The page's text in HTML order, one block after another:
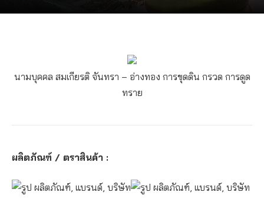
นามบุคคล สมเกียรติ จันทรา – อ่างทอง การขุดดิน กรวด การดูด
ทราย
ผลิตภัณฑ์ / ตราสินค้า :